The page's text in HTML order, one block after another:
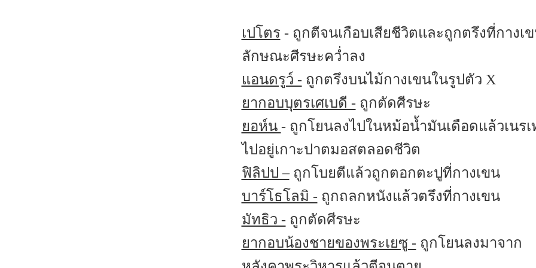
เปโตร - ถูกตีจนเกือบเสียชีวิตและถูกตรึงที่กางเ
ลักษณะศีรษะคว่ำลง
แอนดรูว์ -ถูกตรึงบนไม้กางเขนในรูปตัว X
ยากอบบุตรเศเบดี -ถูกตัดศีรษะ
ยอห์น - ถูกโยนลงไปในหม้อน้ำมันเดือดแล้วเนรเ
ไปอยู่เกาะปาตมอสตลอดชีวิต
ฟิลิปป –ถูกโบยตีแล้วถูกตอกตะปูที่กางเขน
บาร์โธโลมิ -ถูกถลกหนังแล้วตรึงที่กางเขน
มัทธิว -ถูกตัดศีรษะ
ยากอบน้องชายของพระเยซู -ถูกโยนลงมาจาก